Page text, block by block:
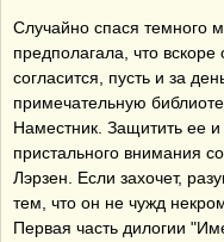
Случайно спася темного
предполагала, что
согласится, пусть и за
примечательную
Наместник. Защитить ее и
пристального внимания
Лэрзен. Если захочет,
тем, что он не чужд
Первая часть дилогии